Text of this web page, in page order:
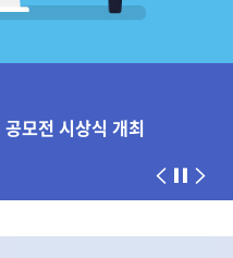
기
모전 시상식 개최